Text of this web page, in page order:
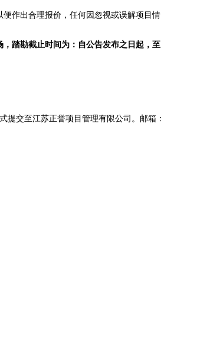
作出合理报价，任何因忽视或误解项目情
踏勘截止时间为： 自公告发布之日起，至
提交至江苏正誉项目管理有限公司。邮箱：